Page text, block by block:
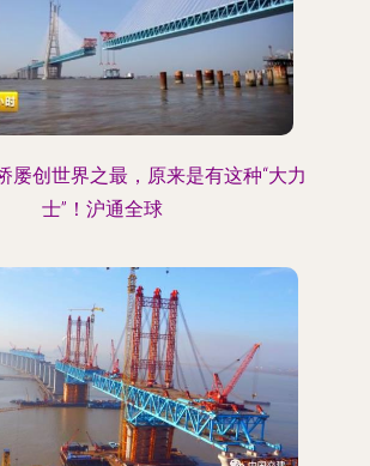
屡创世界之最，原来是有这种“大力
士”！沪通全球